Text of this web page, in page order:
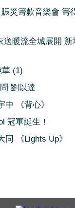
災籌款音樂會 籌
送暖流全城展開 新
(1)
劉以達
中 《背心》
冠軍誕生！
《Lights Up》